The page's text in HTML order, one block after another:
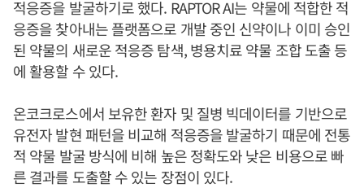
적응증을 발굴하기로 했다. RAPTOR AI는 약물에 적합한 적
응증을 찾아내는 플랫폼으로 개발 중인 신약이나 이미 승인
된 약물의 새로운 적응증 탐색, 병용치료 약물 조합 도출 등
에 활용할 수 있다.
온코크로스에서 보유한 환자 및 질병 빅데이터를 기반으로
유전자 발현 패턴을 비교해 적응증을 발굴하기 때문에 전통
적 약물 발굴 방식에 비해 높은 정확도와 낮은 비용으로 빠
른 결과를 도출할 수 있는 장점이 있다.